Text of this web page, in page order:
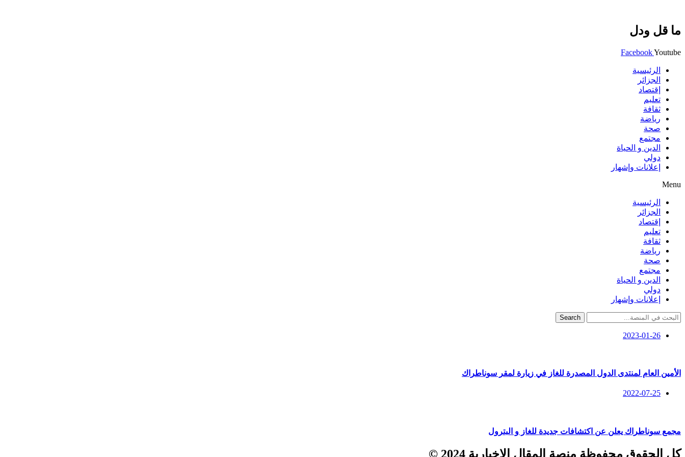
ما قل ودل
FacebookYoutube
الرئيسية
الجزائر
إقتصاد
تعليم
ثقافة
رياضة
صحة
مجتمع
الدين و الحياة
دولي
إعلانات وإشهار
Menu
الرئيسية
الجزائر
إقتصاد
تعليم
ثقافة
رياضة
صحة
مجتمع
الدين و الحياة
دولي
إعلانات وإشهار
Search
2023-01-26
الأمين العام لمنتدى الدول المصدرة للغاز في زيارة لمقر سوناطراك
2022-07-25
مجمع سوناطراك يعلن عن اكتشافات جديدة للغاز و البترول
كل الحقوق محفوظة منصة المقال الإخبارية 2024 ©